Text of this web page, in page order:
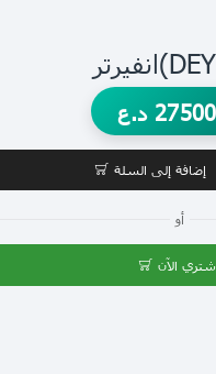
د.ع
إضافة إلى السلة
أو
الآن